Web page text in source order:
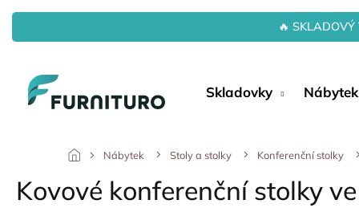
Přejít
obsah
🔥
Skladovky Nábytek
Nábytek Stoly a stolky Konferenční stolky
Kovové konferenční stolky